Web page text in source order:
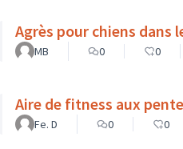
Agrès pour chiens dans
MB 0 0
Aire de fitness aux
Fe. D 0 0